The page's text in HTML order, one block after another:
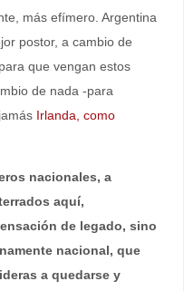
más efímero. Argentina
postor, a cambio de
que vengan estos
de nada -para
Irlanda, como
nacionales, a
aquí,
de legado, sino
nacional, que
a quedarse y